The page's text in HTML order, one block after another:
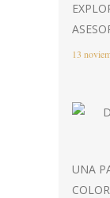
13
UNA